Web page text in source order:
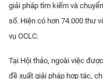
giải pháp tìm kiếm và
số. Hiện có hơn 74.000 thư
vụ OCLC.
Tại Hội thảo, ngoài việc
đề xuất giải pháp hợp tác,